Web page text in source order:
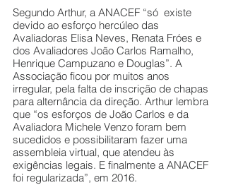
Segundo Arthur, a ANACEF “só  existe
devido ao esforço hercúleo das
Avaliadoras Elisa Neves, Renata Fróes e
dos Avaliadores João Carlos Ramalho,
Henrique Campuzano e Douglas”. A
Associação ficou por muitos anos
irregular, pela falta de inscrição de chapas
para alternância da direção. Arthur lembra
que “os esforços de João Carlos e da
Avaliadora Michele Venzo foram bem
sucedidos e possibilitaram fazer uma
assembleia virtual, que atendeu às
exigências legais. E finalmente a ANACEF
foi regularizada”, em 2016.